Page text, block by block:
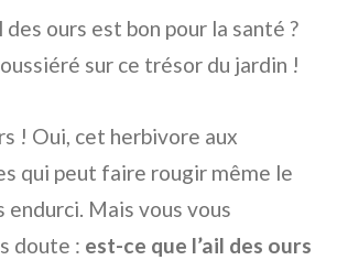
des ours est bon pour la santé ?
sur ce trésor du jardin !
! Oui, cet herbivore aux
qui peut faire rougir même le
endurci. Mais vous vous
doute : est-ce que l’ail des ours